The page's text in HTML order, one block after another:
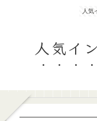
人気
人気イ